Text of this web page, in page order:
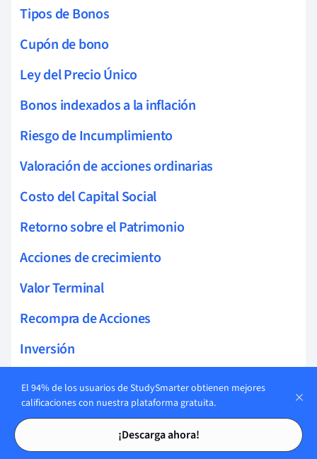
Tarjetas de estudio
Tarjetas de estudio
Tipos de Bonos
Cupón de bono
Ley del Precio Único
Bonos indexados a la inflación
Riesgo de Incumplimiento
Valoración de acciones ordinarias
Costo del Capital Social
Retorno sobre el Patrimonio
Acciones de crecimiento
Valor Terminal
Recompra de Acciones
Inversión
Criterios de Inversión
Valor del Dinero en el Tiempo
El 94% de los usuarios de StudySmarter obtienen mejores
calificaciones con nuestra plataforma gratuita.
¡Descarga ahora!